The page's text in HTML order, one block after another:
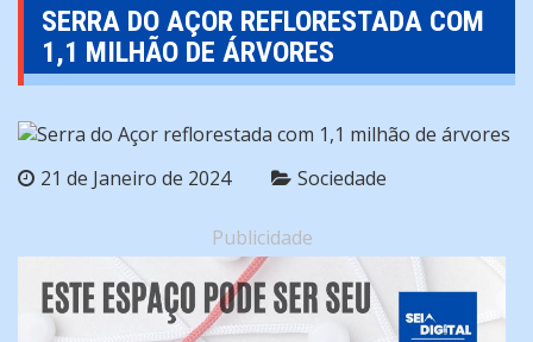
SERRA DO AÇOR REFLORESTADA COM
1,1 MILHÃO DE ÁRVORES
21 de Janeiro de 2024 Sociedade
Publicidade